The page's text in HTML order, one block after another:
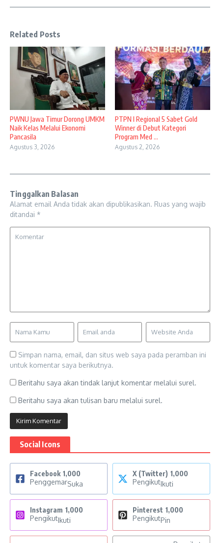
Related Posts
PWNU Jawa Timur Dorong UMKM
Naik Kelas Melalui Ekonomi
Pancasila
Agustus 3, 2026
PTPN I Regional 5 Sabet Gold
Winner di Debut Kategori
Program Med ...
Agustus 2, 2026
Tinggalkan Balasan
Alamat email Anda tidak akan dipublikasikan. Ruas yang wajib
ditandai *
Simpan nama, email, dan situs web saya pada peramban ini
untuk komentar saya berikutnya.
Beritahu saya akan tindak lanjut komentar melalui surel.
Beritahu saya akan tulisan baru melalui surel.
Social Icons
Facebook 1,000
PenggemarSuka
X (Twitter) 1,000
PengikutIkuti
Instagram 1,000
PengikutIkuti
Pinterest 1,000
PengikutPin